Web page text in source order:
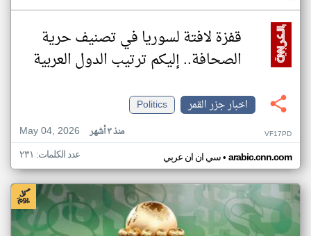
قفزة لافتة لسوريا في تصنيف حرية
الصحافة.. إليكم ترتيب الدول العربية
اخبار جزر القمر
Politics
May 04, 2026
منذ ٣ أشهر VF17PD
سي ان ان عربي• arabic.cnn.com عدد الكلمات: ٢٣١